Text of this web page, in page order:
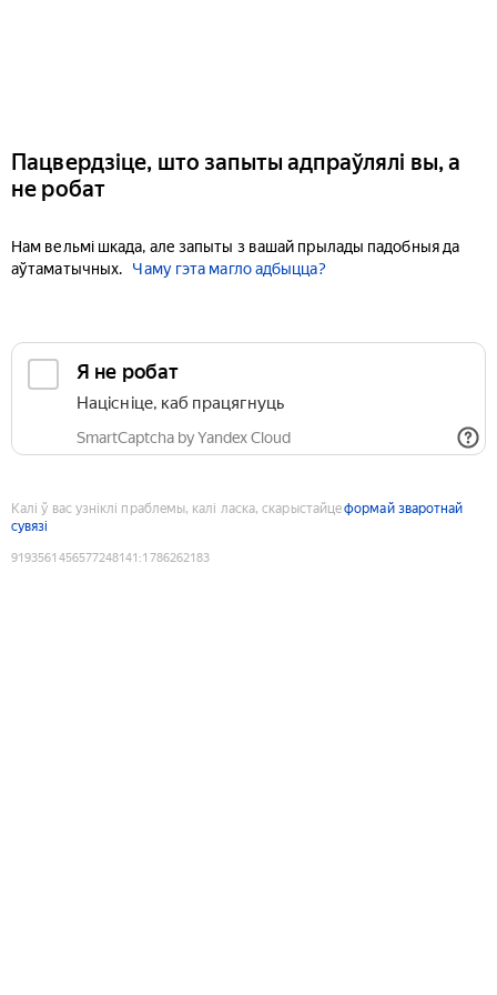
Пацвердзіце, што запыты адпраўлялі вы, а
не робат
Нам вельмі шкада, але запыты з вашай прылады падобныя да
аўтаматычных.
Чаму гэта магло адбыцца?
Я не робат
Націсніце, каб працягнуць
SmartCaptcha by Yandex Cloud
Калі ў вас узніклі праблемы, калі ласка, скарыстайцеформай зваротнай
сувязі
9193561456577248141 :1786262183